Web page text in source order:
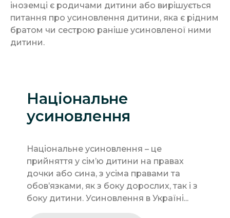
іноземці є родичами дитини або вирішується
питання про усиновлення дитини, яка є рідним
братом чи сестрою раніше усиновленої ними
дитини.
Національне
усиновлення
Національне усиновлення – це
прийняття у сім’ю дитини на правах
дочки або сина, з усіма правами та
обов’язками, як з боку дорослих, так і з
боку дитини. Усиновлення в Україні...